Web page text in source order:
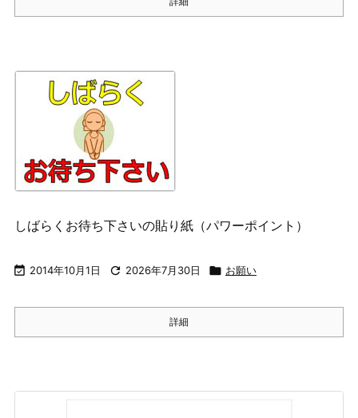
しばらくお待ち下さいの貼り紙（パワーポイント）
 2014年10月1日  2026年7月30日  お願い
詳細